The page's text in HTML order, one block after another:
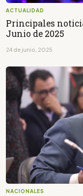
ACTUALIDAD
Principales
Junio de 2025
24 de junio, 2025
NACIONALES